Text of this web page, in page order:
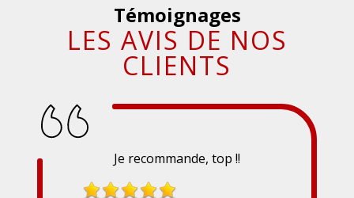
Témoignages
LES AVIS DE NOS
CLIENTS
Je recommande, top !!